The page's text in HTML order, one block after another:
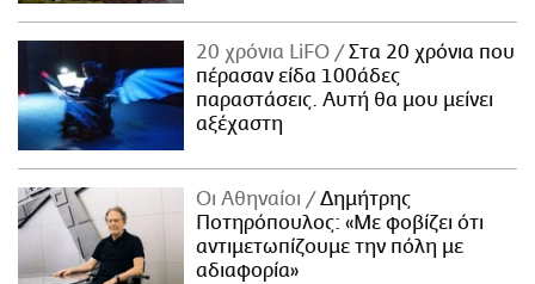
20 χρόνια LiFO
Στα 20 χρόνια που
πέρασαν είδα 100άδες
παραστάσεις. Αυτή θα μου μείνει
αξέχαστη
Οι Αθηναίοι
Δημήτρης
Ποτηρόπουλος: «Με φοβίζει ότι
αντιμετωπίζουμε την πόλη με
αδιαφορία»